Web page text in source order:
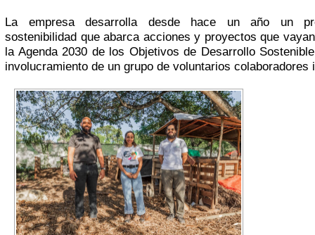
La empresa desarrolla desde hace un año un
sostenibilidad que abarca acciones y proyectos que
la Agenda 2030 de los Objetivos de Desarrollo
involucramiento de un grupo de voluntarios colaboradores